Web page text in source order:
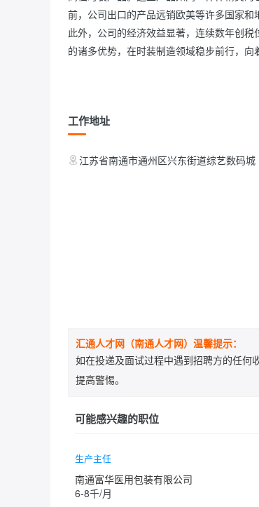
前，公司出口的产品远销欧美等许多国家和
此外，公司的经济效益显著，连续数年创
的诸多优势，在时装制造领域稳步前行，向
工作地址
江苏省南通市通州区兴东街道综艺数码城
汇通人才网（南通人才网）温馨提示：
如在投递及面试过程中遇到招聘方的任何
提高警惕。
可能感兴趣的职位
生产主任
南通富华医用包装有限公司
6-8千/月